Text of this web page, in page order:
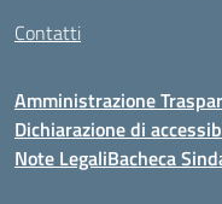
Contatti
Amministrazione
Dichiarazione di
Note LegaliBacheca